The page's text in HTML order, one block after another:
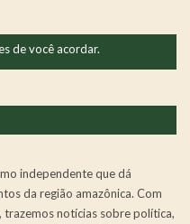
de você acordar.
independente que dá
da região amazônica. Com
notícias sobre política,